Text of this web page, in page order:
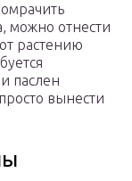
можно отнести
растению
паслен
вынести